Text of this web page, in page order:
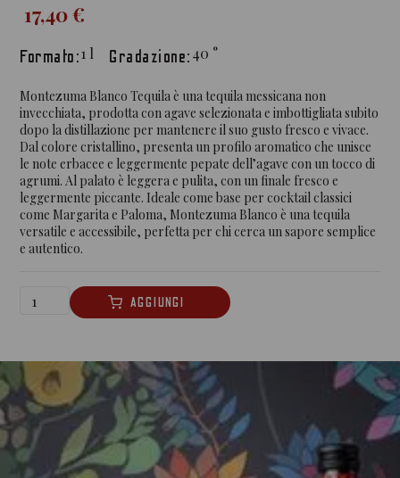
17,40 €
Formato:1 l Gradazione:40 °
Montezuma Blanco Tequila è una tequila messicana non
invecchiata, prodotta con agave selezionata e imbottigliata subito
dopo la distillazione per mantenere il suo gusto fresco e vivace.
Dal colore cristallino, presenta un profilo aromatico che unisce
le note erbacee e leggermente pepate dell’agave con un tocco di
agrumi. Al palato è leggera e pulita, con un finale fresco e
leggermente piccante. Ideale come base per cocktail classici
come Margarita e Paloma, Montezuma Blanco è una tequila
versatile e accessibile, perfetta per chi cerca un sapore semplice
e autentico.